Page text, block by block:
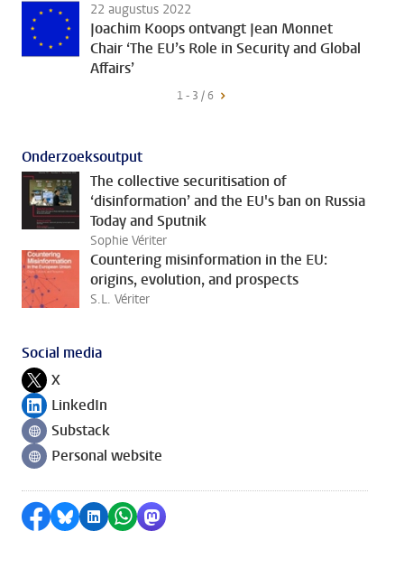
22 augustus 2022
Joachim Koops ontvangt Jean Monnet
Chair ‘The EU’s Role in Security and Global
Affairs’
1 - 3 / 6
Onderzoeksoutput
The collective securitisation of
‘disinformation’ and the EU's ban on Russia
Today and Sputnik
Sophie Vériter
Countering misinformation in the EU:
origins, evolution, and prospects
S.L. Vériter
Social media
Volg ons op
X
Volg ons op
LinkedIn
Volg ons op
Substack
Volg ons op
Personal website
Delen op Facebook
Delen via Bluesky
Delen op LinkedIn
Delen via WhatsApp
Delen via Mastodon